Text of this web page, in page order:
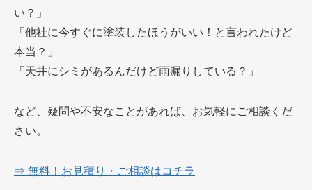
い？」
「他社に今すぐに塗装したほうがいい！と言われたけど
本当？」
「天井にシミがあるんだけど雨漏りしている？」
など、疑問や不安なことがあれば、お気軽にご相談くだ
さい。
⇒ 無料！お見積り・ご相談はコチラ